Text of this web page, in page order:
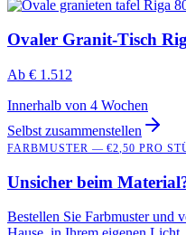
Ovaler Granit-Tisch
Ab € 1.512
Innerhalb von 4 Wochen
Selbst zusammenstellen
FARBMUSTER — €2,50 PRO
Unsicher beim
Bestellen Sie Farbmuster und